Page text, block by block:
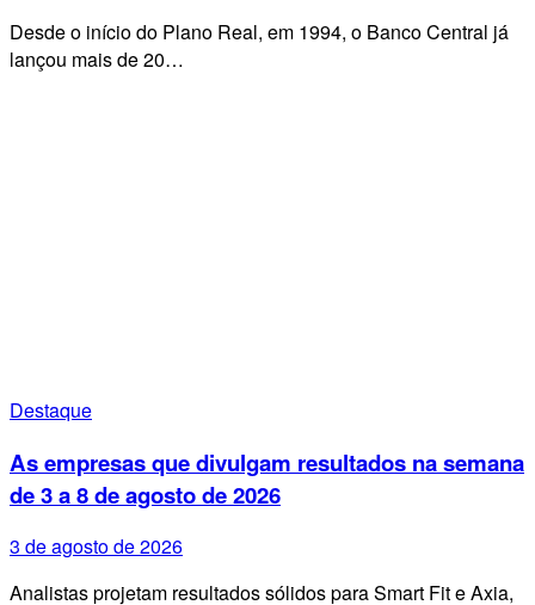
Desde o início do Plano Real, em 1994, o Banco Central já
lançou mais de 20…
Destaque
As empresas que divulgam resultados na semana
de 3 a 8 de agosto de 2026
3 de agosto de 2026
Analistas projetam resultados sólidos para Smart Fit e Axia,